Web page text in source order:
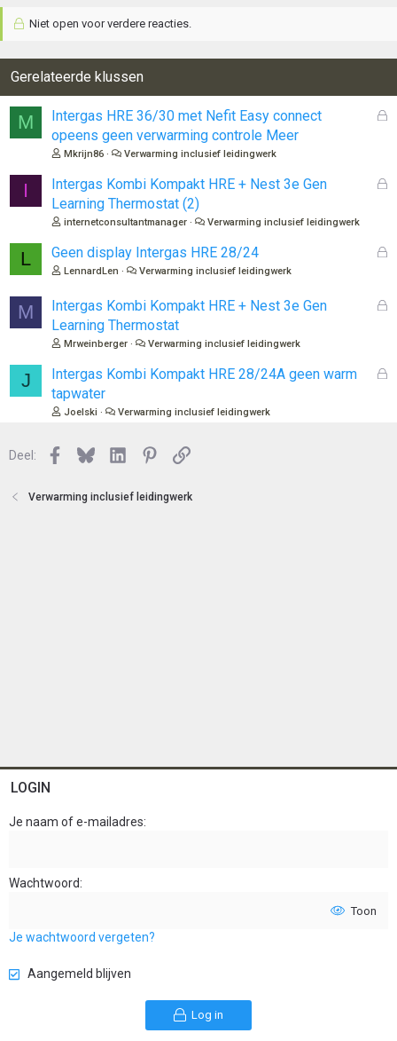
Niet open voor verdere reacties.
Gerelateerde klussen
M
G
o
Intergas HRE 36/30 met Nefit Easy connect
opeens geen verwarming controle Meer
Mkrijn86 Verwarming inclusief leidingwerk
I
G
o
Intergas Kombi Kompakt HRE + Nest 3e Gen
Learning Thermostat (2)
internetconsultantmanager Verwarming inclusief leidingwerk
L
G
Geen display Intergas HRE 28/24
LennardLen Verwarming inclusief leidingwerk
M
G
o
Intergas Kombi Kompakt HRE + Nest 3e Gen
Learning Thermostat
Mrweinberger Verwarming inclusief leidingwerk
J
G
Intergas Kombi Kompakt HRE 28/24A geen warm
tapwater
Joelski Verwarming inclusief leidingwerk
Deel: Facebook
BlueskyLinkedInPinterest
Link
Verwarming inclusief leidingwerk
LOGIN
Je naam of e-mailadres
Wachtwoord
Toon
Je wachtwoord vergeten?
Aangemeld blijven
Log in